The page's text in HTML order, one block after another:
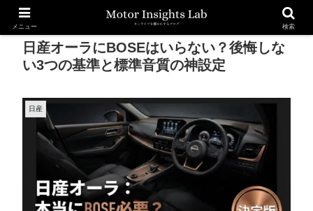
日産オーラにBOSEはいらない？後悔しな
い3つの基準と標準音質の神設定
日産
メニュー 検索